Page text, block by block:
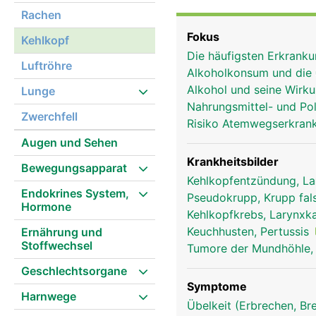
Rachen
Kehlkopf
Luftröhre
Lunge
Zwerchfell
Augen und Sehen
Bewegungsapparat
Endokrines System,
Hormone
Ernährung und
Stoffwechsel
Geschlechtsorgane
Harnwege
die Luftröhre in die
zur Tonerzeugung. Die
Stellknorpel weiter und
und der
Ton, der durch die
(Resonanz). Mit der
tiefer. Diese
ausgeprägt als bei
Fokus
Die häufigsten
Alkoholkonsum und die
Alkohol und seine
Nahrungsmittel- und
Risiko
Krankheitsbilder
Kehlkopfentzündung,
Pseudokrupp, Krupp
Kehlkopfkrebs,
Keuchhusten, Pertussis
Tumore der
Symptome
Übelkeit (Erbrechen,